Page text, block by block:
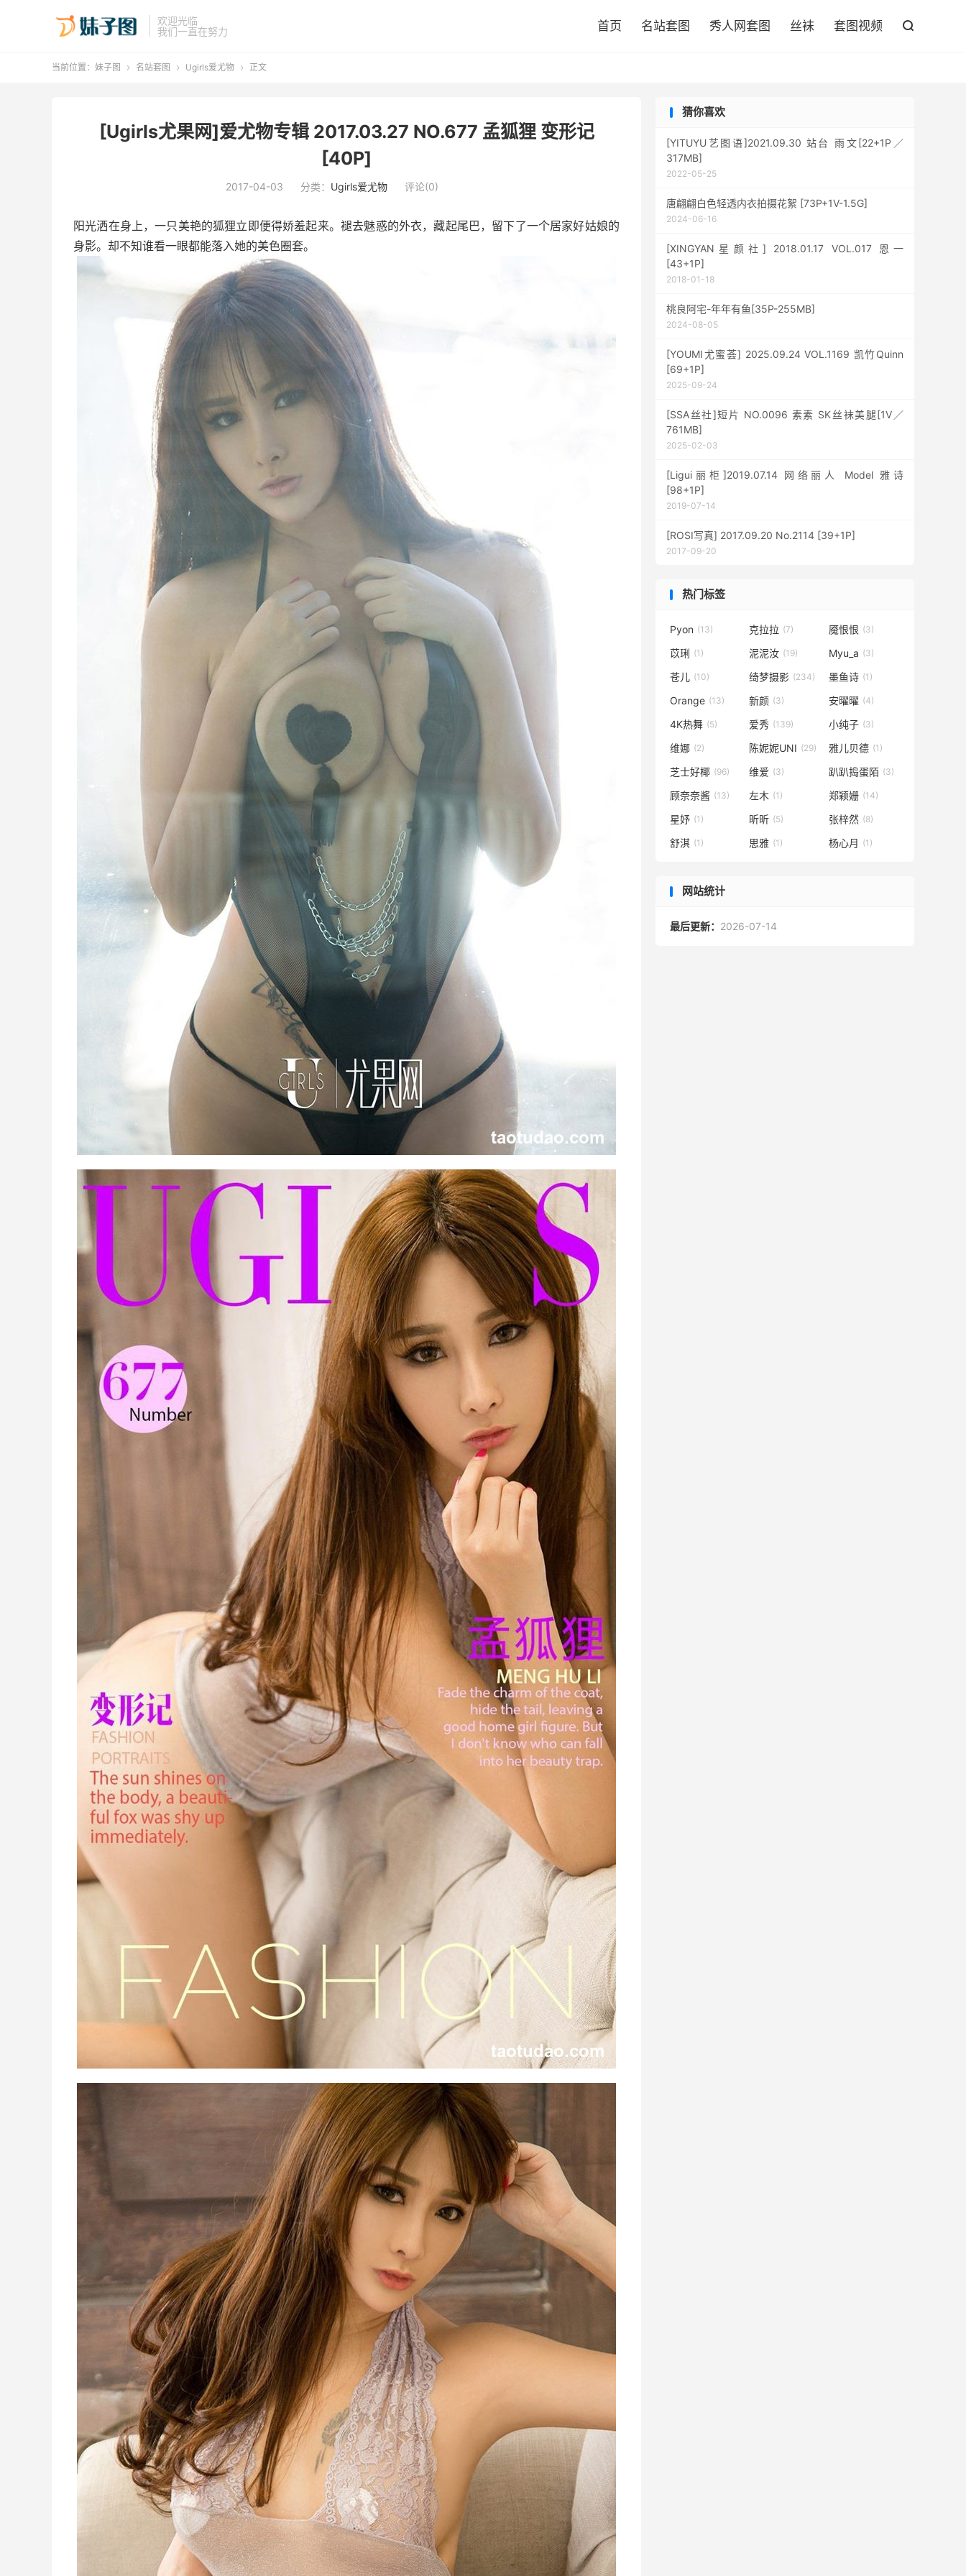
欢迎光临
我们一直在努力
首页 名站套图 秀人网套图 丝袜 套图视频 
当前位置： 妹子图  名站套图  Ugirls爱尤物  正文
[Ugirls尤果网]爱尤物专辑 2017.03.27 NO.677 孟狐狸 变形记
[40P]
2017-04-03 分类： Ugirls爱尤物 评论(0)
阳光洒在身上，一只美艳的狐狸立即便得娇羞起来。褪去魅惑的外衣，藏起尾巴，留下了一个居家好姑娘的
身影。却不知谁看一眼都能落入她的美色圈套。
猜你喜欢
[YITUYU艺图语]2021.09.30 站台 雨文[22+1P／
317MB]
2022-05-25
唐翩翩白色轻透内衣拍摄花絮 [73P+1V-1.5G]
2024-06-16
[XINGYAN星颜社] 2018.01.17 VOL.017 恩一
[43+1P]
2018-01-18
桃良阿宅-年年有鱼[35P-255MB]
2024-08-05
[YOUMI尤蜜荟] 2025.09.24 VOL.1169 凯竹Quinn
[69+1P]
2025-09-24
[SSA丝社]短片 NO.0096 素素 SK丝袜美腿[1V／
761MB]
2025-02-03
[Ligui丽柜]2019.07.14 网络丽人 Model 雅诗
[98+1P]
2019-07-14
[ROSI写真] 2017.09.20 No.2114 [39+1P]
2017-09-20
热门标签
Pyon (13) 克拉拉 (7) 魇恨恨 (3)
苡琍 (1) 泥泥汝 (19) Myu_a (3)
苍儿 (10) 绮梦摄影 (234) 墨鱼诗 (1)
Orange (13) 新颜 (3) 安曜曜 (4)
4K热舞 (5) 爱秀 (139) 小纯子 (3)
维娜 (2) 陈妮妮UNI (29) 雅儿贝德 (1)
芝士好椰 (96) 维爱 (3) 趴趴捣蛋陌 (3)
顾奈奈酱 (13) 左木 (1) 郑颖姗 (14)
星妤 (1) 昕昕 (5) 张梓然 (8)
舒淇 (1) 思雅 (1) 杨心月 (1)
网站统计
最后更新： 2026-07-14